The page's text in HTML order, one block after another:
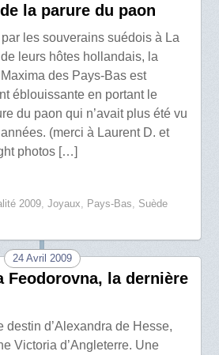
la parure du paon
les souverains suédois à La
leurs hôtes hollandais, la
des Pays-Bas est
éblouissante en portant le
du paon qui n’avait plus été vu
(merci à Laurent D. et
photos […]
2009,Joyaux, Pays-Bas, Suède
24 Avril 2009
Feodorovna, la dernière
destin d’Alexandra de Hesse,
Victoria d’Angleterre. Une